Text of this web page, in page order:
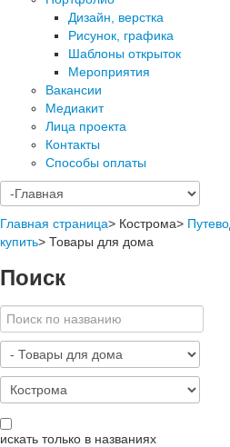
Дизайн, верстка
Рисунок, графика
Шаблоны открыток
Мероприятия
Вакансии
Медиакит
Лица проекта
Контакты
Способы оплаты
Главная страница> Кострома>
купить> Товары для дома
Поиск
искать только в названиях